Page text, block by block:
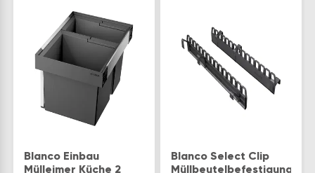
Blanco Einbau
Mülleimer Küche 2
Blanco Select Clip
Müllbeutelbefestigung